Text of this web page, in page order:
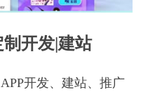
开发|建站
开发、建站、推广